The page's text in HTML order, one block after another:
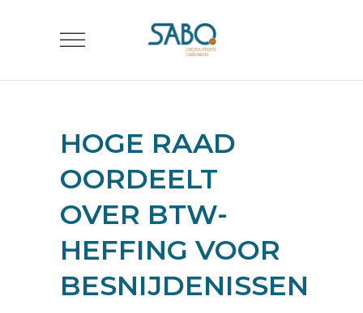
HOGE RAAD
OORDEELT
OVER BTW-
HEFFING VOOR
BESNIJDENISSEN